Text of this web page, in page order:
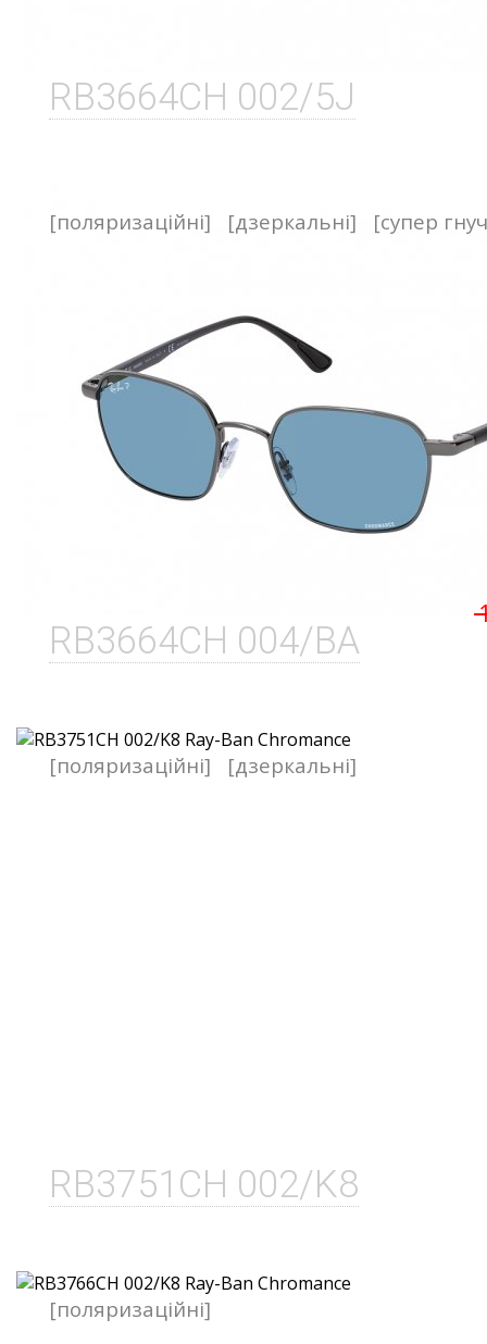
RB3664CH 002/5J
RB3664CH 004/BA
[поляризаційні] [дзеркальні] [супер
RB3751CH 002/K8
[поляризаційні] [дзеркальні]
[поляризаційні]